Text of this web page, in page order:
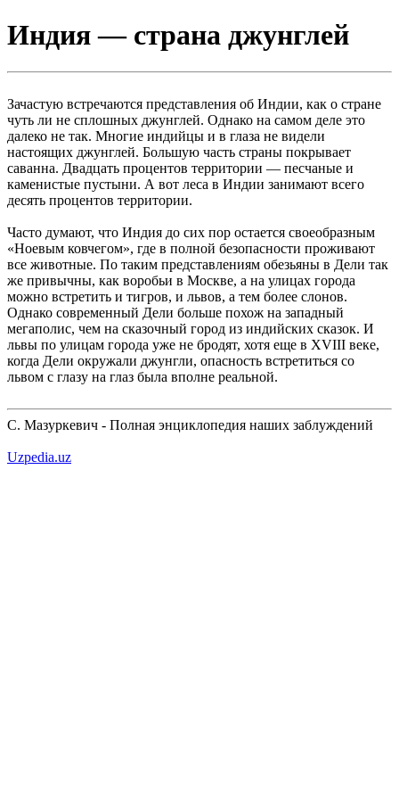
Индия — страна джунглей
Зачастую встречаются представления об Индии, как о стране
чуть ли не сплошных джунглей. Однако на самом деле это
далеко не так. Многие индийцы и в глаза не видели
настоящих джунглей. Большую часть страны покрывает
саванна. Двадцать процентов территории — песчаные и
каменистые пустыни. А вот леса в Индии занимают всего
десять процентов территории.
Часто думают, что Индия до сих пор остается своеобразным
«Ноевым ковчегом», где в полной безопасности проживают
все животные. По таким представлениям обезьяны в Дели так
же привычны, как воробьи в Москве, а на улицах города
можно встретить и тигров, и львов, а тем более слонов.
Однако современный Дели больше похож на западный
мегаполис, чем на сказочный город из индийских сказок. И
львы по улицам города уже не бродят, хотя еще в XVIII веке,
когда Дели окружали джунгли, опасность встретиться со
львом с глазу на глаз была вполне реальной.
С. Мазуркевич - Полная энциклопедия наших заблуждений
Uzpedia.uz